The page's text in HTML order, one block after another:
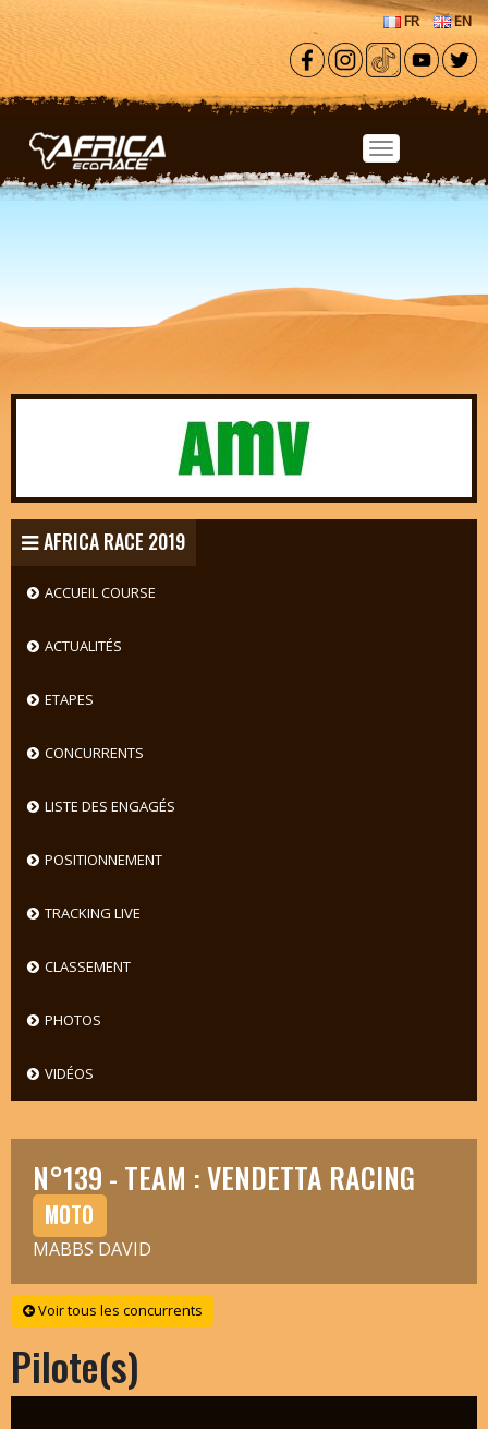
Aller au contenu principal
FR EN
AFRICA RACE 2019
ACCUEIL COURSE
ACTUALITÉS
ETAPES
CONCURRENTS
LISTE DES ENGAGÉS
POSITIONNEMENT
TRACKING LIVE
CLASSEMENT
PHOTOS
VIDÉOS
N°139 - TEAM : VENDETTA RACING
MOTO
MABBS DAVID
Voir tous les concurrents
Pilote(s)